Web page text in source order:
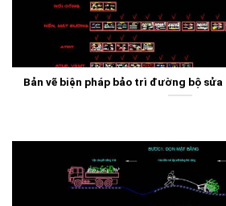
Bản vẽ biện pháp bảo trì đường bộ